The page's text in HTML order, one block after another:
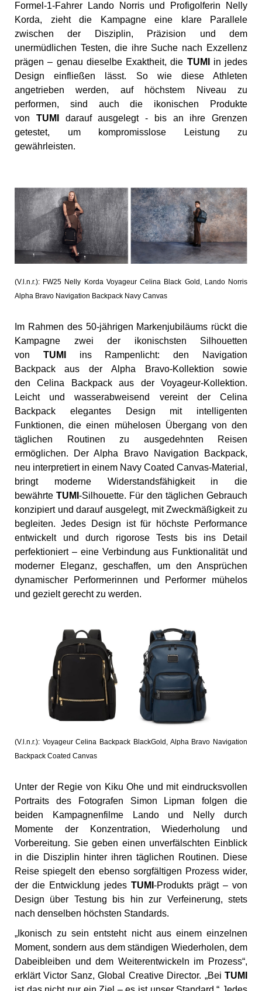
Formel-1-Fahrer Lando Norris und Profigolferin Nelly
Korda, zieht die Kampagne eine klare Parallele
zwischen der Disziplin, Präzision und dem
unermüdlichen Testen, die ihre Suche nach Exzellenz
prägen – genau dieselbe Exaktheit, die TUMI
in jedes
Design einfließen lässt. So wie diese Athleten
angetrieben werden, auf höchstem Niveau zu
performen, sind auch die ikonischen Produkte
von TUMI
darauf ausgelegt - bis an ihre Grenzen
getestet, um kompromisslose Leistung zu
gewährleisten.
(V.l.n.r.): FW25 Nelly Korda Voyageur Celina Black Gold, Lando Norris
Alpha Bravo Navigation Backpack Navy Canvas
Im Rahmen des 50-jährigen Markenjubiläums rückt die
Kampagne zwei der ikonischsten Silhouetten
von TUMI
ins Rampenlicht: den Navigation
Backpack aus der Alpha Bravo-Kollektion sowie
den Celina Backpack aus der Voyageur-Kollektion.
Leicht und wasserabweisend vereint der Celina
Backpack elegantes Design mit intelligenten
Funktionen, die einen mühelosen Übergang von den
täglichen Routinen zu ausgedehnten Reisen
ermöglichen. Der Alpha Bravo Navigation Backpack,
neu interpretiert in einem Navy Coated Canvas-Material,
bringt moderne Widerstandsfähigkeit in die
bewährteTUMI-Silhouette. Für den täglichen Gebrauch
konzipiert und darauf ausgelegt, mit Zweckmäßigkeit zu
begleiten. Jedes Design ist für höchste Performance
entwickelt und durch rigorose Tests bis ins Detail
perfektioniert – eine Verbindung aus Funktionalität und
moderner Eleganz, geschaffen, um den Ansprüchen
dynamischer Performerinnen und Performer mühelos
und gezielt gerecht zu werden.
(V.l.n.r.): Voyageur Celina Backpack BlackGold, Alpha Bravo Navigation
Backpack Coated Canvas
Unter der Regie von Kiku Ohe und mit eindrucksvollen
Portraits des Fotografen Simon Lipman folgen die
beiden Kampagnenfilme Lando und Nelly durch
Momente der Konzentration, Wiederholung und
Vorbereitung. Sie geben einen unverfälschten Einblick
in die Disziplin hinter ihren täglichen Routinen. Diese
Reise spiegelt den ebenso sorgfältigen Prozess wider,
der die Entwicklung jedes TUMI -Produkts prägt – von
Design über Testung bis hin zur Verfeinerung, stets
nach denselben höchsten Standards.
„Ikonisch zu sein entsteht nicht aus einem einzelnen
Moment, sondern aus dem ständigen Wiederholen, dem
Dabeibleiben und dem Weiterentwickeln im Prozess“,
erklärt Victor Sanz, Global Creative Director. „Bei TUMI